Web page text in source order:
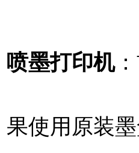
喷墨打印机
果使用原装